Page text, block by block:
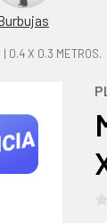
| 0.4 X 0.3 METROS.